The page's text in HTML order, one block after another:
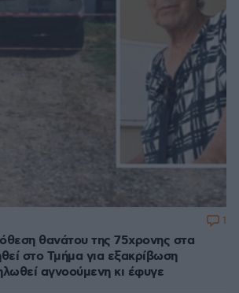
θανάτου της 75χρονης στα
στο Τμήμα για εξακρίβωση
αγνοούμενη κι έφυγε
1